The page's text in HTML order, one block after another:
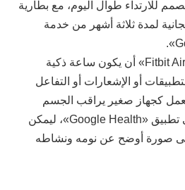
للارتداء طوال اليوم، مع بطارية
لمدة ثلاثة أشهر من خدمة
ووفق«غوغل»، لا يحاول «Fitbit Air» أن يكون ساعة ذكية
أو الإشعارات أو التفاعل
كجهاز صغير يراقب الجسم
بهدوء، ثم ينقل البيانات إلى تطبيق «Google Health»، ليمكن
صورة أوضح عن نومه ونشاطه